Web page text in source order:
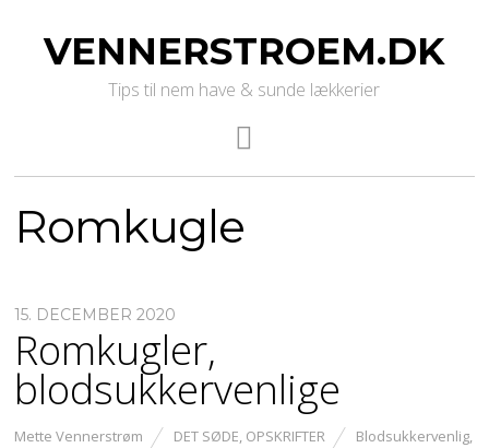
VENNERSTROEM.DK
Tips til nem have & sunde lækkerier
Romkugle
15. DECEMBER 2020
Romkugler,
blodsukkervenlige
Mette Vennerstrøm DET SØDE, OPSKRIFTER Blodsukkervenlig,